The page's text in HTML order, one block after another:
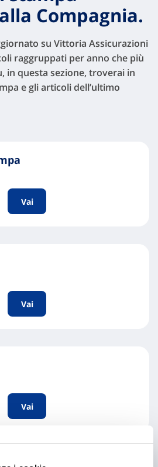
Compagnia.
su Vittoria Assicurazioni
raggruppati per anno che più
in questa sezione, troverai in
e gli articoli dell’ultimo
Vai
Vai
Vai